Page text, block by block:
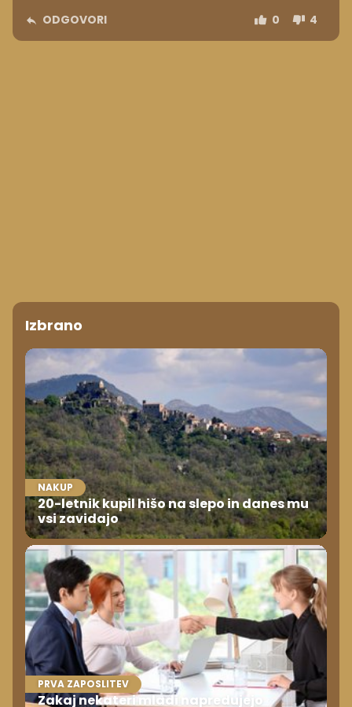
ODGOVORI 0 4
Izbrano
NAKUP
20-letnik kupil hišo na slepo in danes mu
vsi zavidajo
PRVA ZAPOSLITEV
Zakaj nekateri mladi napredujejo